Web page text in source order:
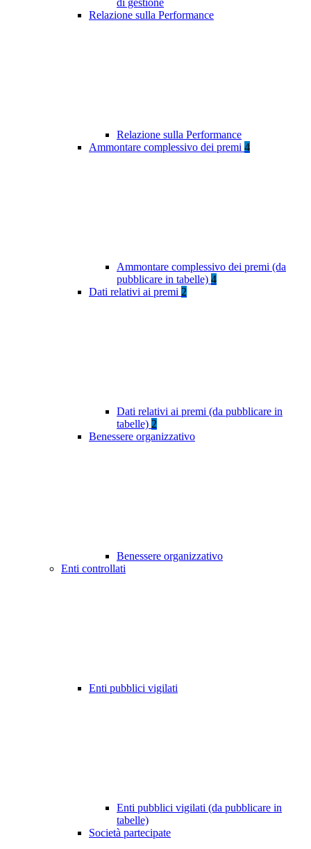
di gestione
Relazione sulla Performance
Relazione sulla Performance
Ammontare complessivo dei premi 4
Ammontare complessivo dei premi (da
pubblicare in tabelle) 4
Dati relativi ai premi 2
Dati relativi ai premi (da pubblicare in
tabelle) 2
Benessere organizzativo
Benessere organizzativo
Enti controllati
Enti pubblici vigilati
Enti pubblici vigilati (da pubblicare in
tabelle)
Società partecipate